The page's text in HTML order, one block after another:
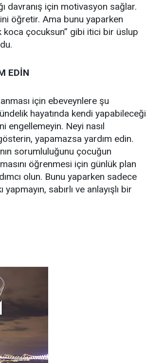
davranış için motivasyon sağlar.
öğretir. Ama bunu yaparken
koca çocuksun” gibi itici bir üslup
EDİN
için ebeveynlere şu
hayatında kendi yapabileceği
engellemeyin. Neyi nasıl
yapamazsa yardım edin.
sorumluluğunu çocuğun
öğrenmesi için günlük plan
olun. Bunu yaparken sadece
sabırlı ve anlayışlı bir